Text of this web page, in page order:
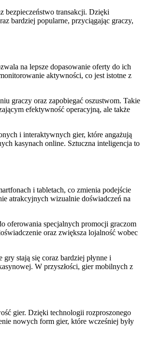
bezpieczeństwo transakcji. Dzięki
bardziej popularne, przyciągając graczy,
na lepsze dopasowanie oferty do ich
aktywności, co jest istotne z
graczy oraz zapobiegać oszustwom. Takie
efektywność operacyjną, ale także
i interaktywnych gier, które angażują
kasynach online. Sztuczna inteligencja to
i tabletach, co zmienia podejście
atrakcyjnych wizualnie doświadczeń na
oferowania specjalnych promocji graczom
oraz zwiększa lojalność wobec
stają się coraz bardziej płynne i
W przyszłości, gier mobilnych z
gier. Dzięki technologii rozproszonego
nowych form gier, które wcześniej były